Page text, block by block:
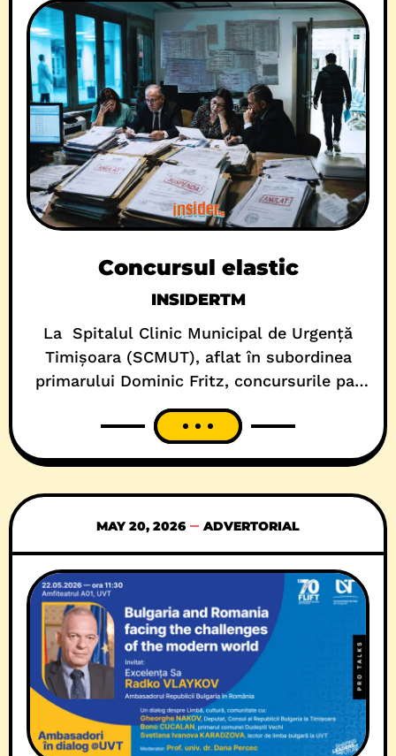
Concursul elastic
INSIDERTM
La Spitalul Clinic Municipal de Urgență
Timișoara (SCMUT), aflat în subordinea
primarului Dominic Fritz, concursurile par
să aibă mai multe vieți decât o pisică de
cartier, hrănită de trei asociații de
proprietari, simultan. Examenele publice se
suspendă, după care se reiau, se anulează
și, în final, la momentul potrivit,
MAY 20, 2026 ADVERTORIAL